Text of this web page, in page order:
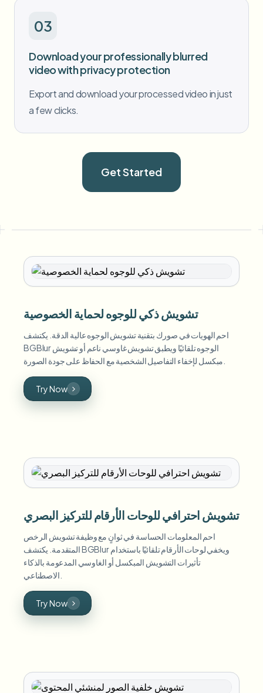
03
Download your professionally blurred
video with privacy protection
Export and download your processed video in just
a few clicks.
Get Started
تشويش ذكي للوجوه لحماية الخصوصية
احم الهويات في صورك بتقنية تشويش الوجوه عالية الدقة. يكتشف
BGBlur الوجوه تلقائيًا ويطبق تشويش غاوسي ناعم أو تشويش
Try Now
تشويش احترافي للوحات الأرقام للتركيز البصري
احم المعلومات الحساسة في ثوانٍ مع وظيفة تشويش الرخص
المتقدمة. يكتشف BGBlur ويخفي لوحات الأرقام تلقائيًا باستخدام
تأثيرات التشويش المبكسل أو الغاوسي المدعومة بالذكاء
Try Now